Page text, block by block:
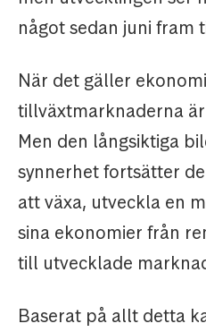
något sedan juni fram
När det gäller
tillväxtmarknaderna
Men den långsiktiga
synnerhet fortsätter
att växa, utveckla en
sina ekonomier från
till utvecklade
Baserat på allt detta